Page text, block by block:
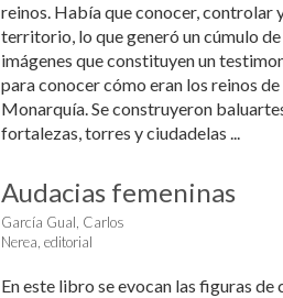
reinos. Había que conocer, controlar
territorio, lo que generó un cúmulo
imágenes que constituyen un
para conocer cómo eran los reinos de
Monarquía. Se construyeron
fortalezas, torres y ciudadelas ...
Audacias femeninas
García Gual, Carlos
Nerea, editorial
En este libro se evocan las figuras de